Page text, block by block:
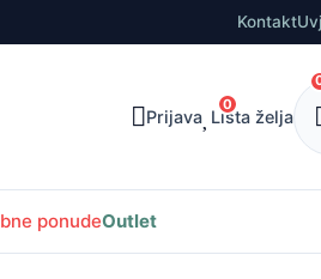
Kontakt
Prijava
0
Lista želja
ponudeOutlet